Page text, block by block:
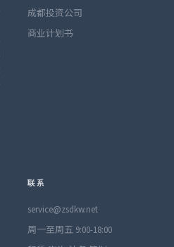
成都投资公司
商业计划书
联系
service@zsdkw.net
周一至周五 9:00-18:00